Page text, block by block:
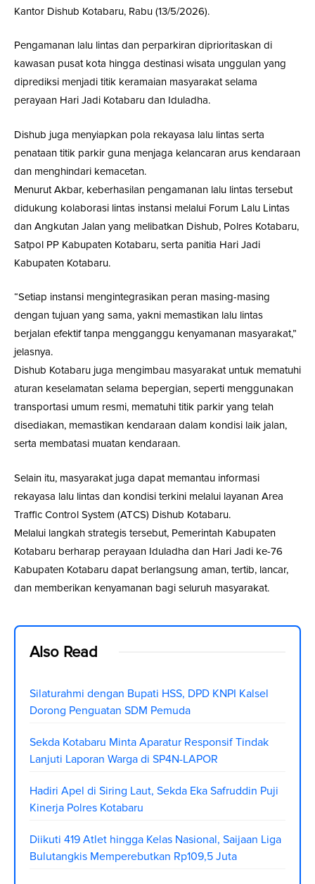
Kantor Dishub Kotabaru, Rabu (13/5/2026).
Pengamanan lalu lintas dan perparkiran diprioritaskan di
kawasan pusat kota hingga destinasi wisata unggulan yang
diprediksi menjadi titik keramaian masyarakat selama
perayaan Hari Jadi Kotabaru dan Iduladha.
Dishub juga menyiapkan pola rekayasa lalu lintas serta
penataan titik parkir guna menjaga kelancaran arus kendaraan
dan menghindari kemacetan.
Menurut Akbar, keberhasilan pengamanan lalu lintas tersebut
didukung kolaborasi lintas instansi melalui Forum Lalu Lintas
dan Angkutan Jalan yang melibatkan Dishub, Polres Kotabaru,
Satpol PP Kabupaten Kotabaru, serta panitia Hari Jadi
Kabupaten Kotabaru.
“Setiap instansi mengintegrasikan peran masing-masing
dengan tujuan yang sama, yakni memastikan lalu lintas
berjalan efektif tanpa mengganggu kenyamanan masyarakat,”
jelasnya.
Dishub Kotabaru juga mengimbau masyarakat untuk mematuhi
aturan keselamatan selama bepergian, seperti menggunakan
transportasi umum resmi, mematuhi titik parkir yang telah
disediakan, memastikan kendaraan dalam kondisi laik jalan,
serta membatasi muatan kendaraan.
Selain itu, masyarakat juga dapat memantau informasi
rekayasa lalu lintas dan kondisi terkini melalui layanan Area
Traffic Control System (ATCS) Dishub Kotabaru.
Melalui langkah strategis tersebut, Pemerintah Kabupaten
Kotabaru berharap perayaan Iduladha dan Hari Jadi ke-76
Kabupaten Kotabaru dapat berlangsung aman, tertib, lancar,
dan memberikan kenyamanan bagi seluruh masyarakat.
Also Read
Silaturahmi dengan Bupati HSS, DPD KNPI Kalsel
Dorong Penguatan SDM Pemuda
Sekda Kotabaru Minta Aparatur Responsif Tindak
Lanjuti Laporan Warga di SP4N-LAPOR
Hadiri Apel di Siring Laut, Sekda Eka Safruddin Puji
Kinerja Polres Kotabaru
Diikuti 419 Atlet hingga Kelas Nasional, Saijaan Liga
Bulutangkis Memperebutkan Rp109,5 Juta